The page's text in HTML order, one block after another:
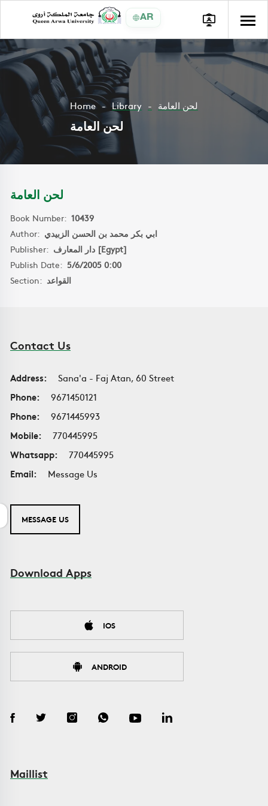
AR
Home Library لحن العامة
لحن العامة
لحن العامة
Book Number: 10439
Author: ابي بكر محمد بن الحسن الزبيدي
Publisher:
دار المعارف [Egypt]
Publish Date: 5/6/2005 0:00
Section: القواعد
Contact Us
Address:
Sana'a - Faj Atan, 60 Street
Phone:
9671450121
Phone:
9671445993
Mobile:
770445995
Whatsapp:
770445995
Email:
Message Us
MESSAGE US
Download Apps
IOS
ANDROID
Maillist